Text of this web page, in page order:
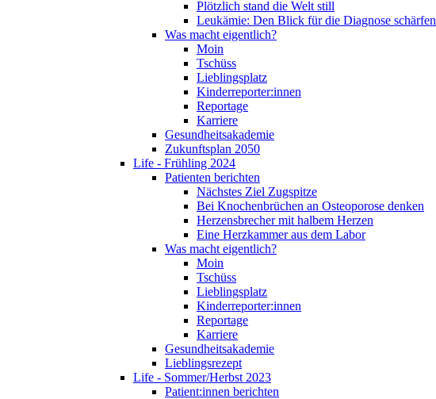
Plötzlich stand die Welt still
Leukämie: Den Blick für die Diagnose schärfen
Was macht eigentlich?
Moin
Tschüss
Lieblingsplatz
Kinderreporter:innen
Reportage
Karriere
Gesundheitsakademie
Zukunftsplan 2050
Life - Frühling 2024
Patienten berichten
Nächstes Ziel Zugspitze
Bei Knochenbrüchen an Osteoporose denken
Herzensbrecher mit halbem Herzen
Eine Herzkammer aus dem Labor
Was macht eigentlich?
Moin
Tschüss
Lieblingsplatz
Kinderreporter:innen
Reportage
Karriere
Gesundheitsakademie
Lieblingsrezept
Life - Sommer/Herbst 2023
Patient:innen berichten